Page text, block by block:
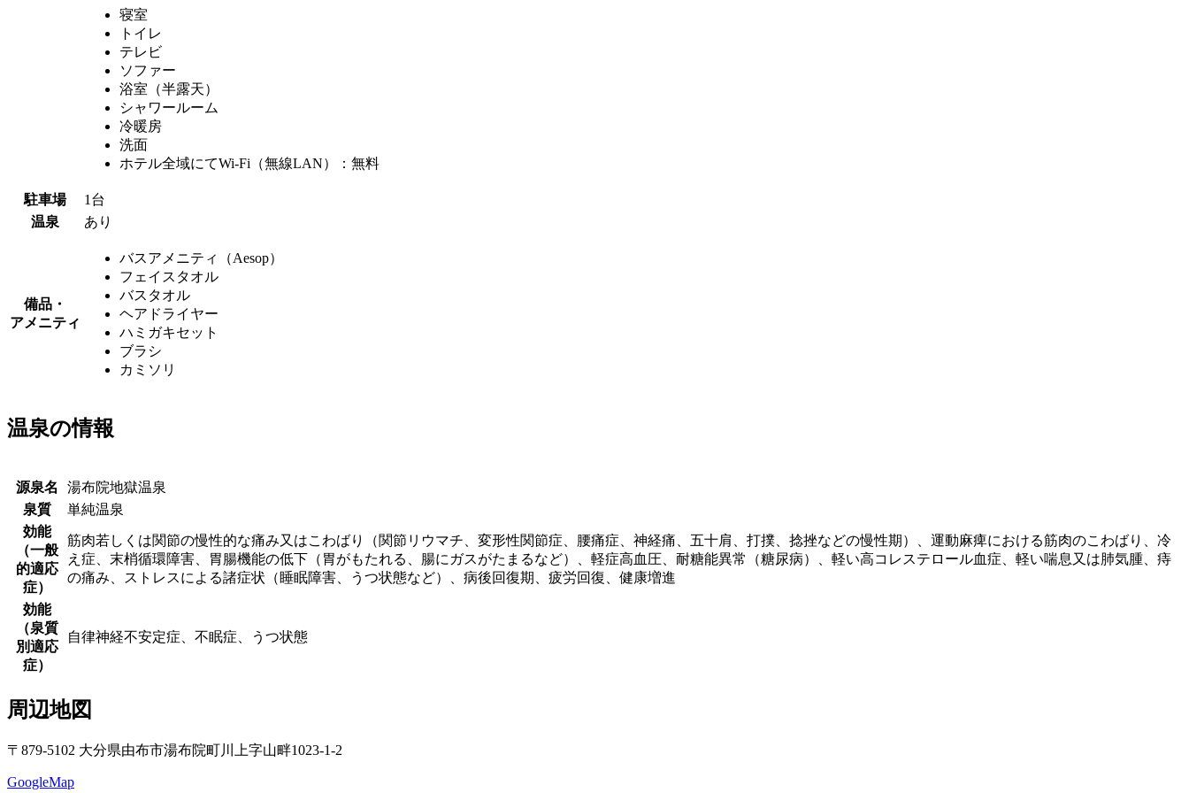
寝室
トイレ
テレビ
ソファー
浴室（半露天）
シャワールーム
冷暖房
洗面
ホテル全域にてWi-Fi（無線LAN）：無料
駐車場
1台
温泉
あり
備品・
アメニティ
バスアメニティ（Aesop）
フェイスタオル
バスタオル
ヘアドライヤー
ハミガキセット
ブラシ
カミソリ
温泉の情報
源泉名
湯布院地獄温泉
泉質
単純温泉
効能
（一般
的適応
症）
筋肉若しくは関節の慢性的な痛み又はこわばり（関節リウマチ、変形性関節症、腰痛症、神経痛、五十肩、打撲、捻挫などの慢性期）、運動麻痺における筋肉のこわばり、冷
え症、末梢循環障害、胃腸機能の低下（胃がもたれる、腸にガスがたまるなど）、軽症高血圧、耐糖能異常（糖尿病）、軽い高コレステロール血症、軽い喘息又は肺気腫、痔
の痛み、ストレスによる諸症状（睡眠障害、うつ状態など）、病後回復期、疲労回復、健康増進
効能
（泉質
別適応
症）
自律神経不安定症、不眠症、うつ状態
周辺地図
〒879-5102 大分県由布市湯布院町川上字山畔1023-1-2
GoogleMap